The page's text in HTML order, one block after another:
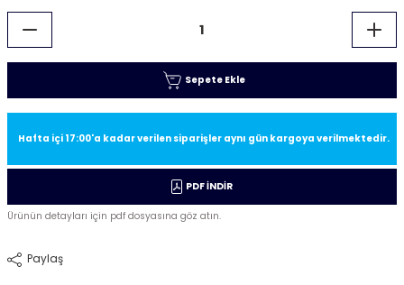
Sepete Ekle
Hafta içi 17:00'a kadar verilen siparişler aynı gün kargoya verilmektedir.
PDF İNDİR
Ürünün detayları için pdf dosyasına göz atın.
Paylaş